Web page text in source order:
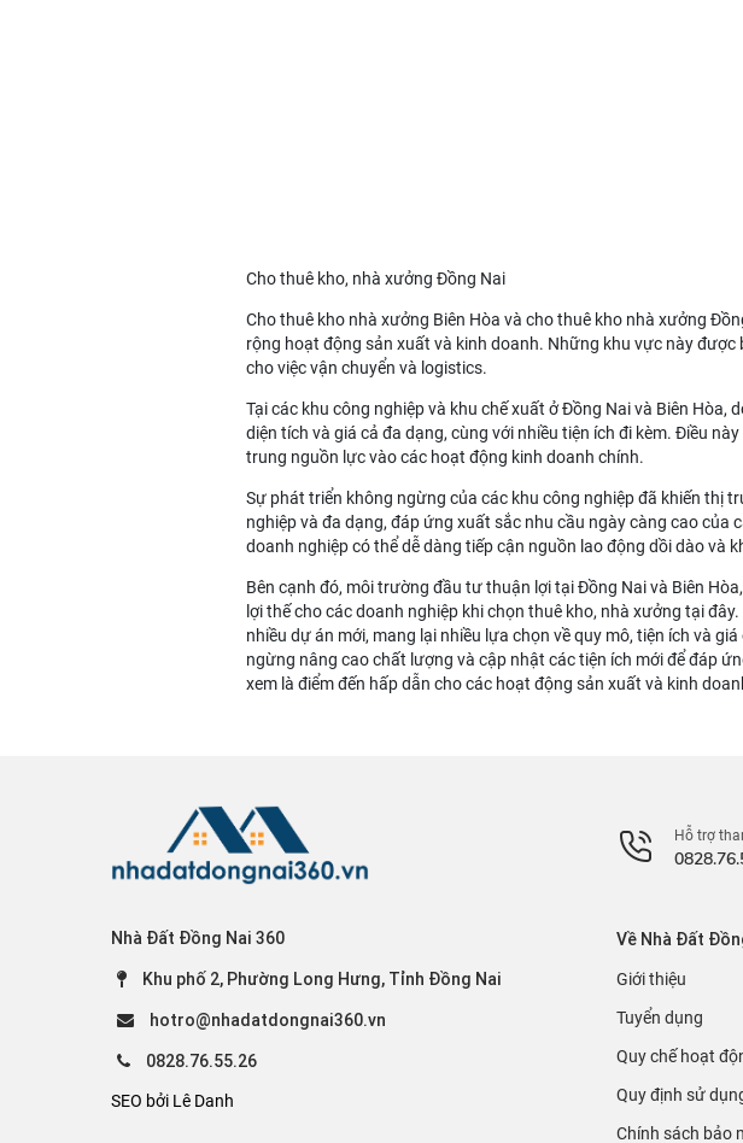
Cho thuê kho, nhà xưởng Đồng Nai
Cho thuê kho nhà xưởng Biên Hòa và cho thuê kho nhà xưởng
rộng hoạt động sản xuất và kinh doanh. Những khu vực này
cho việc vận chuyển và logistics.
Tại các khu công nghiệp và khu chế xuất ở Đồng Nai và Biên
diện tích và giá cả đa dạng, cùng với nhiều tiện ích đi kèm. Điều
trung nguồn lực vào các hoạt động kinh doanh chính.
Sự phát triển không ngừng của các khu công nghiệp đã khiến thị
nghiệp và đa dạng, đáp ứng xuất sắc nhu cầu ngày càng cao
doanh nghiệp có thể dễ dàng tiếp cận nguồn lao động dồi dào và
Bên cạnh đó, môi trường đầu tư thuận lợi tại Đồng Nai và Biên
lợi thế cho các doanh nghiệp khi chọn thuê kho, nhà xưởng tại
nhiều dự án mới, mang lại nhiều lựa chọn về quy mô, tiện ích và
ngừng nâng cao chất lượng và cập nhật các tiện ích mới để đáp
xem là điểm đến hấp dẫn cho các hoạt động sản xuất và kinh
Nhà Đất Đồng Nai 360
Khu phố 2, Phường Long Hưng, Tỉnh Đồng Nai
hotro@nhadatdongnai360.vn
0828.76.55.26
SEO bởi Lê Danh
Hỗ trợ
Về Nhà Đất
Giới thiệu
Tuyển dụng
Quy chế hoạt
Quy định sử
Chính sách bảo